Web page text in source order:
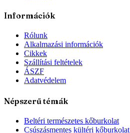
Információk
Rólunk
Alkalmazási információk
Cikkek
Szállítási feltételek
ÁSZF
Adatvédelem
Népszerű témák
Beltéri természetes kőburkolat
Csúszásmentes kültéri kőburkolat